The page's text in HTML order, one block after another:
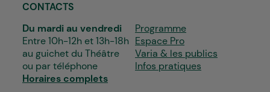
CONTACTS
Du mardi au vendredi
Entre 10h-12h et 13h-18h
au guichet du Théâtre
ou par téléphone
Horaires complets
Programme
Espace Pro
Varia & les publics
Infos pratiques